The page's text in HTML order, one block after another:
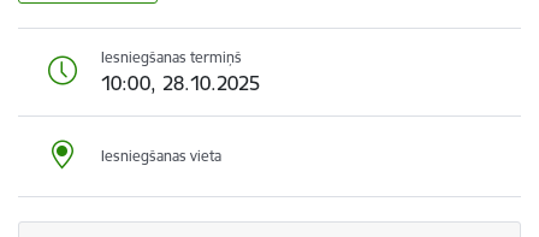
Iesniegšanas termiņš
10:00, 28.10.2025
Iesniegšanas vieta